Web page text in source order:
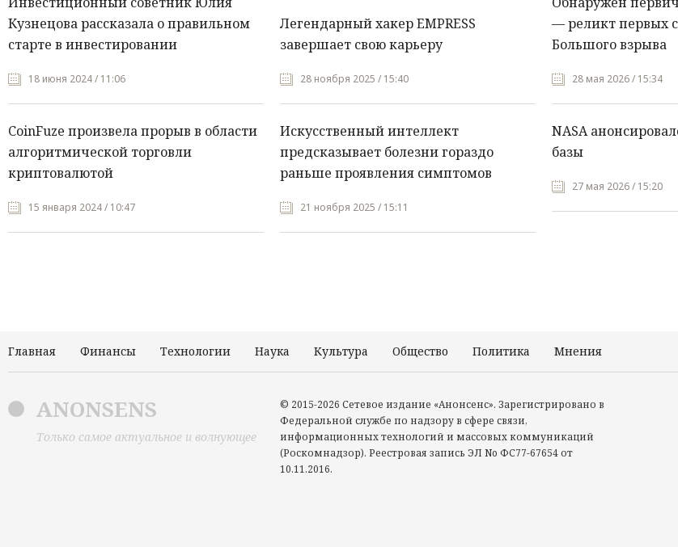
Кузнецова рассказала о правильном
старте в инвестировании
18 июня 2024 / 11:06
CoinFuze произвела прорыв в области
алгоритмической торговли
криптовалютой
15 января 2024 / 10:47
Легендарный хакер EMPRESS
завершает свою карьеру
28 ноября 2025 / 15:40
Искусственный интеллект
предсказывает болезни гораздо
раньше проявления симптомов
21 ноября 2025 / 15:11
— реликт первых
Большого взрыва
28 мая 2026 / 15:34
NASA
базы
27 мая 2026 / 15:20
Главная Финансы Технологии Наука Культура Общество Политика Мнения
ANONSENS
Только самое актуальное и волнующее
© 2015-2026 Сетевое издание «Анонсенс». Зарегистрировано в
Федеральной службе по надзору в сфере связи,
информационных технологий и массовых коммуникаций
(Роскомнадзор). Реестровая запись ЭЛ No ФС77-67654 от
10.11.2016.